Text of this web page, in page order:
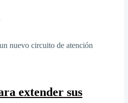
nuevo circuito de atención
extender sus